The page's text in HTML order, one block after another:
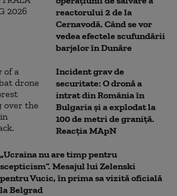
reactorului 2 de la
Cernavodă. Când se vor
vedea efectele scufundării
barjelor în Dunăre
Incident grav de
securitate: O dronă a
intrat din România în
Bulgaria şi a explodat la
100 de metri de graniţă.
Reacția MApN
„Ucraina nu are timp pentru
scepticism”. Mesajul lui Zelenski
pentru Vucic, în prima sa vizită oficială
la Belgrad